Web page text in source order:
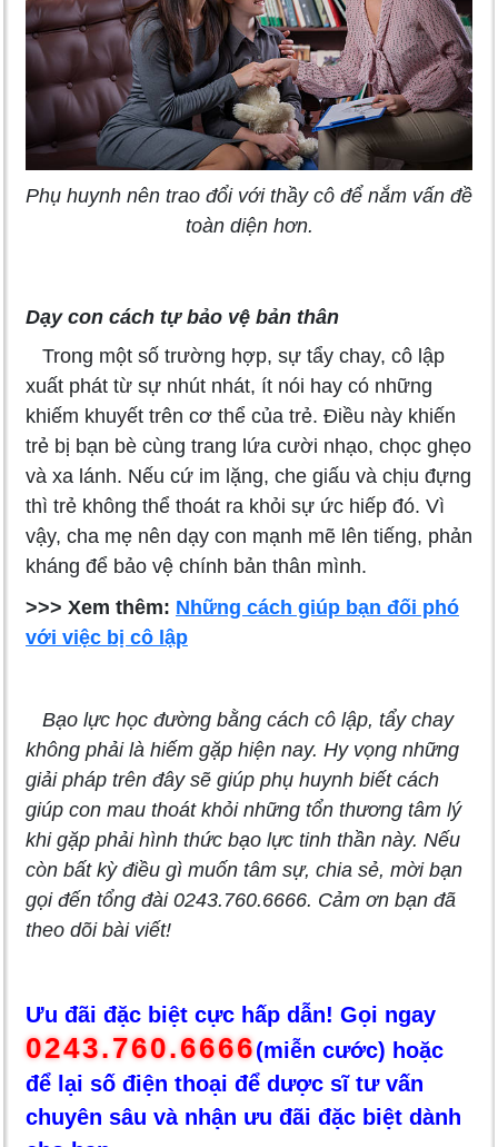
Phụ huynh nên trao đổi với thầy cô để nắm vấn đề
toàn diện hơn.
Dạy con cách tự bảo vệ bản thân
Trong một số trường hợp, sự tẩy chay, cô lập
xuất phát từ sự nhút nhát, ít nói hay có những
khiếm khuyết trên cơ thể của trẻ. Điều này khiến
trẻ bị bạn bè cùng trang lứa cười nhạo, chọc ghẹo
và xa lánh. Nếu cứ im lặng, che giấu và chịu đựng
thì trẻ không thể thoát ra khỏi sự ức hiếp đó. Vì
vậy, cha mẹ nên dạy con mạnh mẽ lên tiếng, phản
kháng để bảo vệ chính bản thân mình.
>>> Xem thêm: Những cách giúp bạn đối phó
với việc bị cô lập
Bạo lực học đường bằng cách cô lập, tẩy chay
không phải là hiếm gặp hiện nay. Hy vọng những
giải pháp trên đây sẽ giúp phụ huynh biết cách
giúp con mau thoát khỏi những tổn thương tâm lý
khi gặp phải hình thức bạo lực tinh thần này. Nếu
còn bất kỳ điều gì muốn tâm sự, chia sẻ, mời bạn
gọi đến tổng đài 0243.760.6666. Cảm ơn bạn đã
theo dõi bài viết!
Ưu đãi đặc biệt cực hấp dẫn! Gọi ngay
0243.760.6666(miễn cước) hoặc
để lại số điện thoại để dược sĩ tư vấn
chuyên sâu và nhận ưu đãi đặc biệt dành